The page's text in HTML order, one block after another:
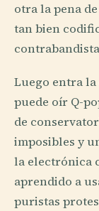
otra la pena
tan bien
Luego entra la
puede oír Q-
de
imposibles y
la electrónica
aprendido a
puristas